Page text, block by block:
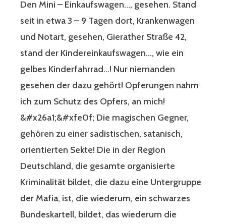
Den Mini – Einkaufswagen…, gesehen. Stand
seit in etwa 3 – 9 Tagen dort, Krankenwagen
und Notart, gesehen, Gierather Straße 42,
stand der Kindereinkaufswagen…, wie ein
gelbes Kinderfahrrad…! Nur niemanden
gesehen der dazu gehört! Opferungen nahm
ich zum Schutz des Opfers, an mich!
&#x26a1;&#xfe0f; Die magischen Gegner,
gehören zu einer sadistischen, satanisch,
orientierten Sekte! Die in der Region
Deutschland, die gesamte organisierte
Kriminalität bildet, die dazu eine Untergruppe
der Mafia, ist, die wiederum, ein schwarzes
Bundeskartell, bildet, das wiederum die